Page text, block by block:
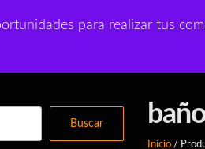
para realizar tus
Eldom outlet
Productos de uso diario a
Inicio/
Buscar